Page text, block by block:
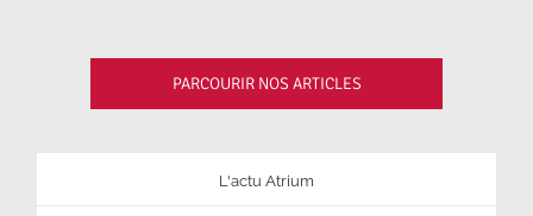
PARCOURIR NOS ARTICLES
L'actu Atrium